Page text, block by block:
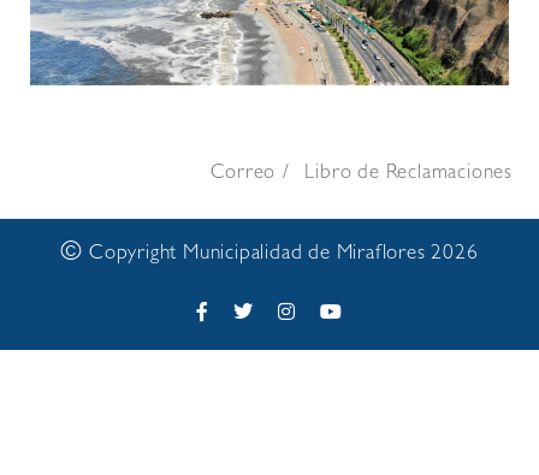
Correo Libro de Reclamaciones
© Copyright Municipalidad de Miraflores 2026